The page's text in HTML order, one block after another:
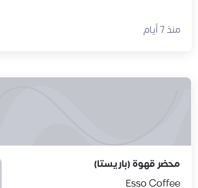
منذ 7 أيام
محضر قهوة (باريستا)
Esso Coffee